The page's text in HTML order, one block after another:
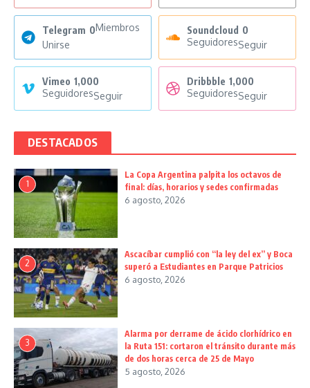
Telegram 0Miembros
Unirse
Soundcloud 0
SeguidoresSeguir
Vimeo 1,000
SeguidoresSeguir
Dribbble 1,000
SeguidoresSeguir
DESTACADOS
1
La Copa Argentina palpita los octavos de
final: días, horarios y sedes confirmadas
6 agosto, 2026
2
Ascacíbar cumplió con “la ley del ex” y Boca
superó a Estudiantes en Parque Patricios
6 agosto, 2026
3
Alarma por derrame de ácido clorhídrico en
la Ruta 151: cortaron el tránsito durante más
de dos horas cerca de 25 de Mayo
5 agosto, 2026